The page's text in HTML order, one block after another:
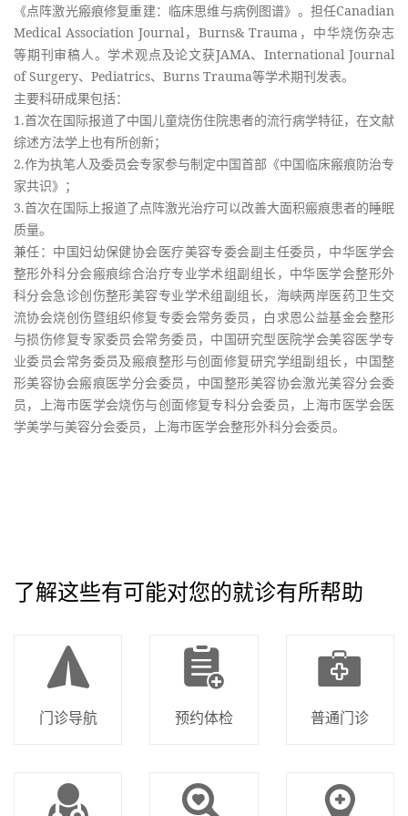
《点阵激光瘢痕修复重建：临床思维与病例图谱》。担任Canadian
Medical Association Journal，Burns& Trauma，中华烧伤杂志
等期刊审稿人。学术观点及论文获JAMA、International Journal
of Surgery、Pediatrics、Burns Trauma等学术期刊发表。
主要科研成果包括：
1.首次在国际报道了中国儿童烧伤住院患者的流行病学特征，在文献
综述方法学上也有所创新；
2.作为执笔人及委员会专家参与制定中国首部《中国临床瘢痕防治专
家共识》；
3.首次在国际上报道了点阵激光治疗可以改善大面积瘢痕患者的睡眠
质量。
兼任：中国妇幼保健协会医疗美容专委会副主任委员，中华医学会
整形外科分会瘢痕综合治疗专业学术组副组长，中华医学会整形外
科分会急诊创伤整形美容专业学术组副组长，海峡两岸医药卫生交
流协会烧创伤暨组织修复专委会常务委员，白求恩公益基金会整形
与损伤修复专家委员会常务委员，中国研究型医院学会美容医学专
业委员会常务委员及瘢痕整形与创面修复研究学组副组长，中国整
形美容协会瘢痕医学分会委员，中国整形美容协会激光美容分会委
员，上海市医学会烧伤与创面修复专科分会委员，上海市医学会医
学美学与美容分会委员，上海市医学会整形外科分会委员。
了解这些有可能对您的就诊有所帮助
门诊导航 预约体检 普通门诊